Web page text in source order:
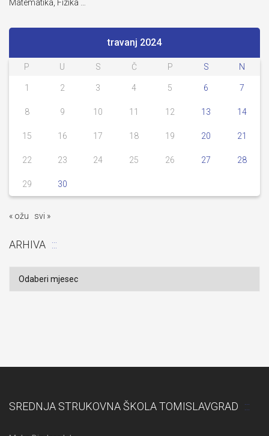
Matematika, Fizika …
travanj 2024
P U S Č P S N
1 2 3 4 5 6 7
8 9 10 11 12 13 14
15 16 17 18 19 20 21
22 23 24 25 26 27 28
29 30
« ožu svi »
ARHIVA
Arhiva
SREDNJA STRUKOVNA ŠKOLA TOMISLAVGRAD